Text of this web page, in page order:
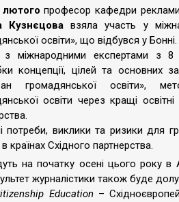
професор кафедри реклами
Кузнєцова взяла участь у
освіти», що відбувся у Бонні.
міжнародними експертами з 8
концепції, цілей та основних
громадянської освіти»,
освіти через кращі
потреби, виклики та ризики для
Східного партнерства.
на початку осені цього року в
журналістики також буде
Education–